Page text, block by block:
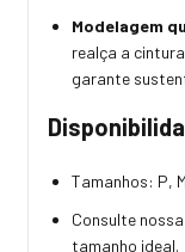
Modelagem
realça a
garante
Tamanhos: P,
Consulte
tamanho ideal.